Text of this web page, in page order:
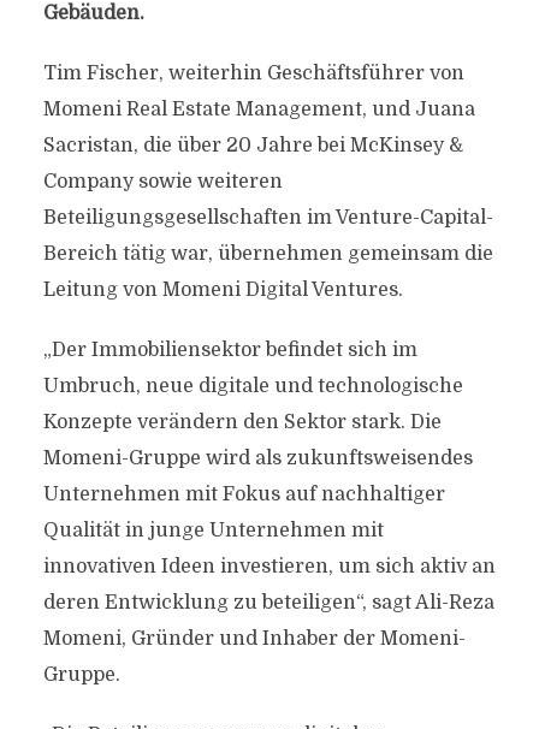
Gebäuden.
Tim Fischer, weiterhin Geschäftsführer von
Momeni Real Estate Management, und Juana
Sacristan, die über 20 Jahre bei McKinsey &
Company sowie weiteren
Beteiligungsgesellschaften im Venture-Capital-
Bereich tätig war, übernehmen gemeinsam die
Leitung von Momeni Digital Ventures.
„Der Immobiliensektor befindet sich im
Umbruch, neue digitale und technologische
Konzepte verändern den Sektor stark. Die
Momeni-Gruppe wird als zukunftsweisendes
Unternehmen mit Fokus auf nachhaltiger
Qualität in junge Unternehmen mit
innovativen Ideen investieren, um sich aktiv an
deren Entwicklung zu beteiligen“, sagt Ali-Reza
Momeni, Gründer und Inhaber der Momeni-
Gruppe.